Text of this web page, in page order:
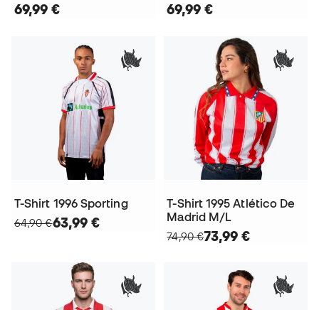
69,99 € 69,99 €
T-Shirt 1996 Sporting
64,90 €63,99 €
T-Shirt 1995 Atlético De
Madrid M/L
74,90 €73,99 €